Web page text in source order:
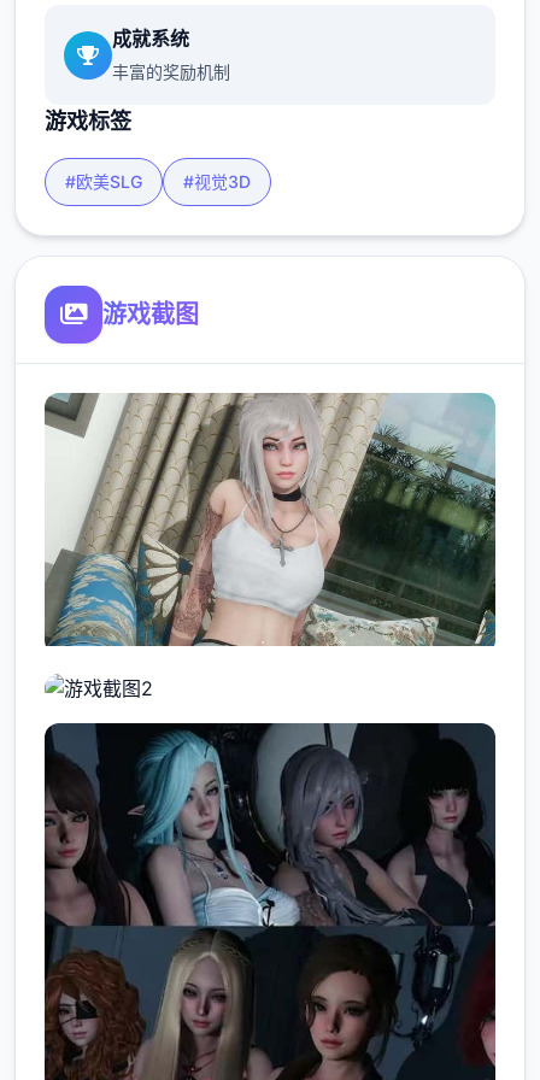
成就系统
丰富的奖励机制
游戏标签
#欧美SLG #视觉3D
游戏截图